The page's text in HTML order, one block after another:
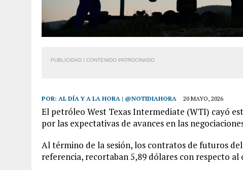
PUBLICIDAD / CONTENIDO PATROCINADO
POR: AL DÍA Y A LA HORA | @NOTIDIAHORA 20 MAYO, 2026
El petróleo West Texas Intermediate (WTI) cayó
por las expectativas de avances en las
Al término de la sesión, los contratos de futuros
referencia, recortaban 5,89 dólares con respecto al